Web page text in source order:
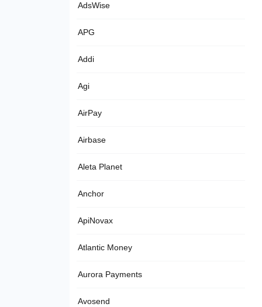
AdsWise
APG
Addi
Agi
AirPay
Airbase
Aleta Planet
Anchor
ApiNovax
Atlantic Money
Aurora Payments
Avosend